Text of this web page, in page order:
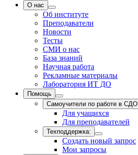
О нас
Об институте
Преподаватели
Новости
Тесты
СМИ о нас
База знаний
Научная работа
Рекламные материалы
Лаборатория ИТ ДО
Помощь
Самоучители по работе в СДО
Для учащихся
Для преподавателей
Техподдержка:
Создать новый запрос
Мои запросы